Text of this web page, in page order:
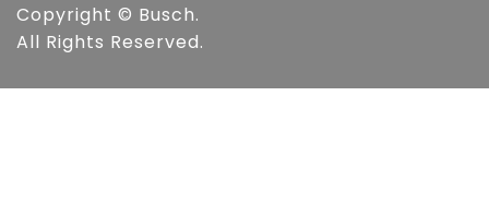
Copyright © Busch.
All Rights Reserved.